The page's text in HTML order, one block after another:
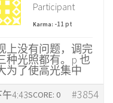
Participant
Karma: -11 pt
上没有问题，调完
种光照都有。p 也
为了使高光集中
4:43 #3854
SCORE: 0